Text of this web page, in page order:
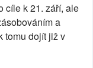
cíle k 21. září, ale
a
tomu dojít již v